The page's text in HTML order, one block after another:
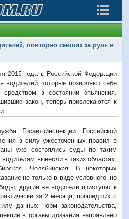
повторно севших за руль в
2015 года в Российской Федерации
водителей, которые позволяют себе
средством в состоянии опьянения.
закон, теперь привлекаются к
Госавтоинспекции Российской
в силу ужесточенных правил в
уже состоялись суды по таким
вынесли в таких областях,
Челябинская. В некоторых
не только в виде условного, но
другие же водители приступят к
за 2 месяца, прошедших с
данных норм законодательства,
в органы дознания направлено